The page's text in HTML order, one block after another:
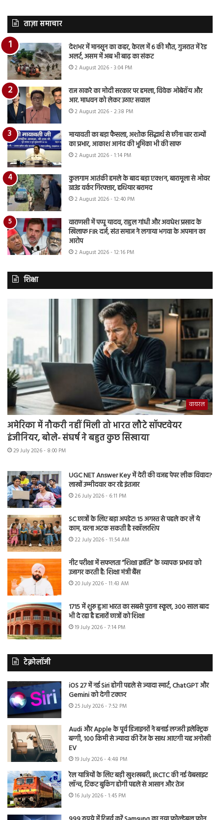
ताज़ा समाचार
देशभर में मानसून का कहर, केरल में 6 की मौत, गुजरात में रेड
अलर्ट, असम में अब भी बाढ़ का संकट
2 August 2026 - 3:04 PM
राज ठाकरे का मोदी सरकार पर हमला, विवेक ओबेरॉय और
आर. माधवन को लेकर उठाए सवाल
2 August 2026 - 2:38 PM
मायावती का बड़ा फैसला, अशोक सिद्धार्थ से छीना चार राज्यों
का प्रभार, आकाश आनंद की भूमिका भी की साफ
2 August 2026 - 1:14 PM
कुलगाम आतंकी हमले के बाद बड़ा एक्शन, बारामूला से ओवर
ग्राउंड वर्कर गिरफ्तार, हथियार बरामद
2 August 2026 - 12:40 PM
वाराणसी में पप्पू यादव, राहुल गांधी और अवधेश प्रसाद के
खिलाफ FIR दर्ज, संत समाज ने लगाया भगवा के अपमान का
आरोप
2 August 2026 - 12:16 PM
शिक्षा
वायरल
अमेरिका में नौकरी नहीं मिली तो भारत लौटे सॉफ्टवेयर
इंजीनियर, बोले- संघर्ष ने बहुत कुछ सिखाया
29 July 2026 - 8:00 PM
UGC NET Answer Key में देरी की वजह पेपर लीक विवाद?
लाखों उम्मीदवार कर रहे इंतजार
26 July 2026 - 6:11 PM
SC छात्रों के लिए बड़ा अपडेट! 15 अगस्त से पहले कर लें ये
काम, वरना अटक सकती है स्कॉलरशिप
22 July 2026 - 11:54 AM
नीट परीक्षा में सफलता “शिक्षा क्रांति” के व्यापक प्रभाव को
उजागर करती है: शिक्षा मंत्री बैंस
20 July 2026 - 11:43 AM
1715 में शुरू हुआ भारत का सबसे पुराना स्कूल, 300 साल बाद
भी दे रहा है हजारों छात्रों को शिक्षा
19 July 2026 - 7:14 PM
टेक्नोलॉजी
iOS 27 में नई Siri होगी पहले से ज्यादा स्मार्ट, ChatGPT और
Gemini को देगी टक्कर
25 July 2026 - 7:52 PM
Audi और Apple के पूर्व डिजाइनरों ने बनाई लग्जरी इलेक्ट्रिक
बग्गी, 100 किमी से ज्यादा की रेंज के साथ आएगी यह अनोखी
EV
19 July 2026 - 4:48 PM
रेल यात्रियों के लिए बड़ी खुशखबरी, IRCTC की नई वेबसाइट
लॉन्च, टिकट बुकिंग होगी पहले से आसान और तेज
16 July 2026 - 1:45 PM